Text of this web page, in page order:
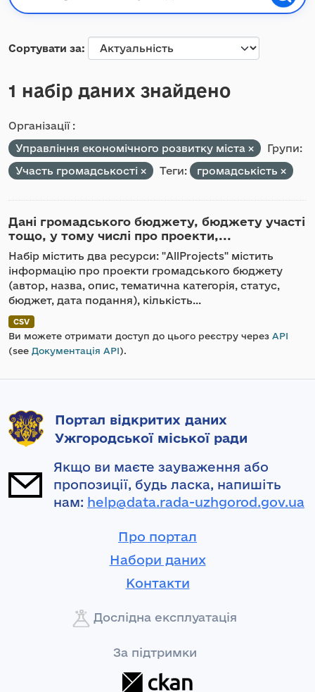
Сортувати за
1 набір даних знайдено
Організації :
Управління економічного розвитку міста
Групи:
Участь громадськості
Теги: громадськість
Дані громадського бюджету, бюджету участі
тощо, у тому числі про проекти,...
Набір містить два ресурси: "AllProjects" містить
інформацію про проекти громадського бюджету
(автор, назва, опис, тематична категорія, статус,
бюджет, дата подання), кількість...
CSV
Ви можете отримати доступ до цього реєстру через API
(see Документація API).
Портал відкритих даних
Ужгородської міської ради
Якщо ви маєте зауваження або
пропозиції, будь ласка, напишіть
нам: help@data.rada-uzhgorod.gov.ua
Про портал
Набори даних
Контакти
Дослідна експлуатація
За підтримки